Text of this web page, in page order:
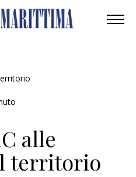
alle
territorio